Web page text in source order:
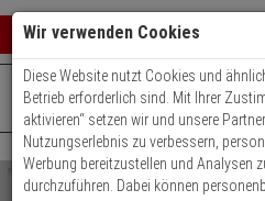
Warenkorb
0 ARTIKEL
Ihr
Ergebnisse
Shop
+49 (0)821 899 493-0Mo. - Do.:
Wir verwenden Cookies
Diese Website nutzt Cookies und
Betrieb erforderlich sind. Mit Ihrer
aktivieren“ setzen wir und unsere
Nutzungserlebnis zu verbessern,
Werbung bereitzustellen und Analysen
durchzuführen. Dabei können